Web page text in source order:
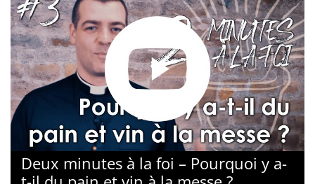
Deux minutes à la foi – Pourquoi y a-